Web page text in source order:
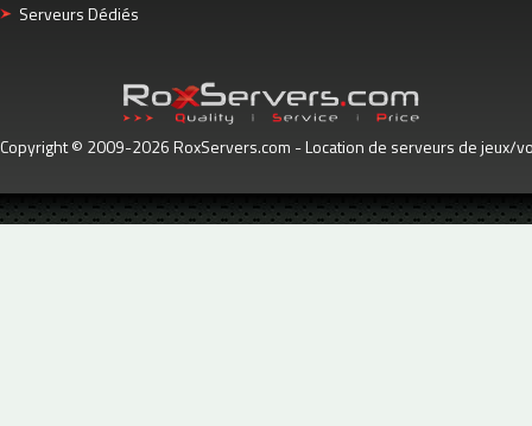
Serveurs Dédiés
Copyright © 2009-2026 RoxServers.com - Location de serveurs de jeux/